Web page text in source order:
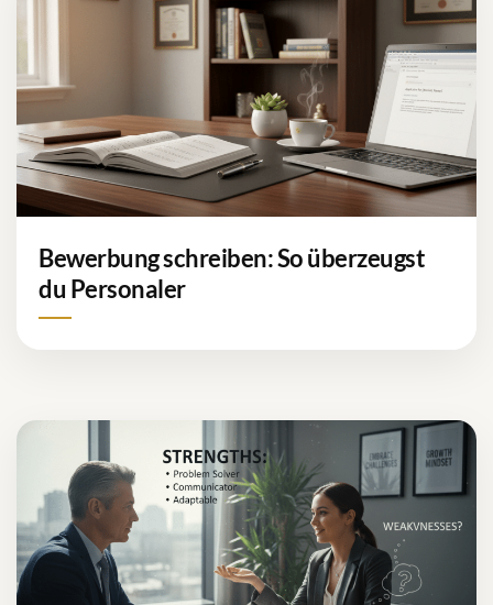
Bewerbung schreiben: So überzeugst
du Personaler